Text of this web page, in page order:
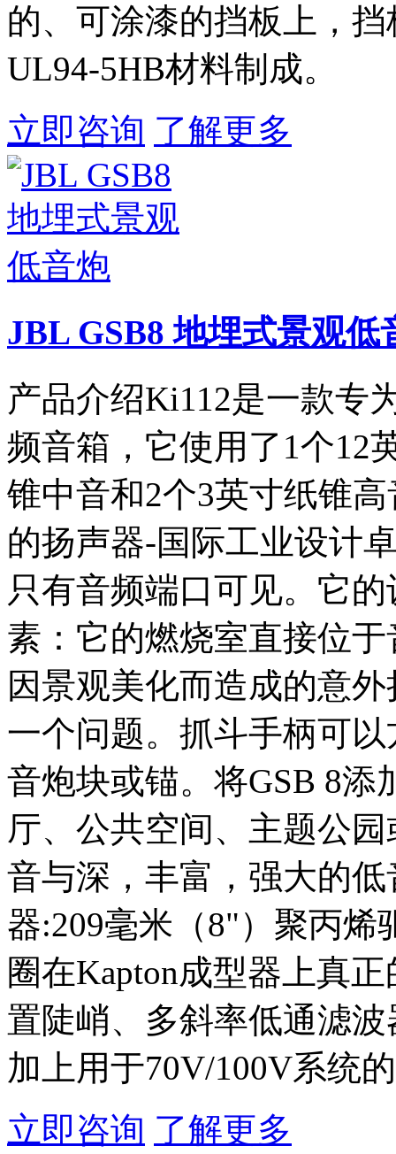
的、可涂漆的挡板上，
UL94-5HB材料制成。
立即咨询 了解更多
JBL GSB8 地埋式景观低
产品介绍Ki112是一款专
频音箱，它使用了1个12
锥中音和2个3英寸纸锥
的扬声器-国际工业设计
只有音频端口可见。它
素：它的燃烧室直接位
因景观美化而造成的意
一个问题。抓斗手柄可
音炮块或锚。将GSB 8
厅、公共空间、主题公
音与深，丰富，强大的
器:209毫米（8"）聚丙烯
圈在Kapton成型器上真
置陡峭、多斜率低通滤
加上用于70V/100V系统
立即咨询 了解更多